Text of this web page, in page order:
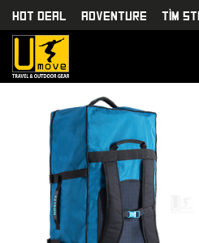
HOT DEAL Adventure TÌm